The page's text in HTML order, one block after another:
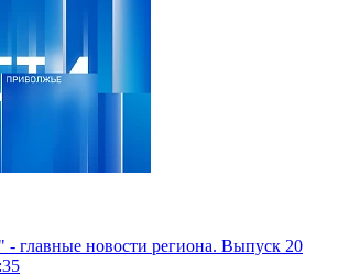
главные новости региона. Выпуск 20